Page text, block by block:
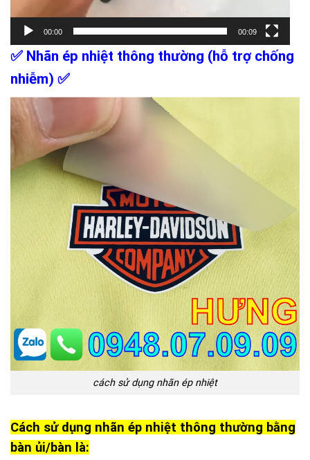
00:00 00:09
✅ Nhãn ép nhiệt thông thường (hỗ trợ chống
nhiễm) ✅
cách sử dụng nhãn ép nhiệt
Cách sử dụng nhãn ép nhiệt thông thường bằng
bàn ủi/bàn là: